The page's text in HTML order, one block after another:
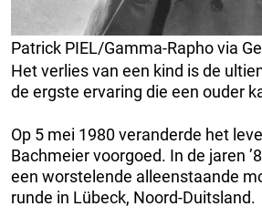
Patrick PIEL/Gamma-Rapho via
Het verlies van een kind is de
de ergste ervaring die een ouder
Op 5 mei 1980 veranderde het
Bachmeier voorgoed. In de jaren
een worstelende alleenstaande
runde in Lübeck, Noord-Duitsland.